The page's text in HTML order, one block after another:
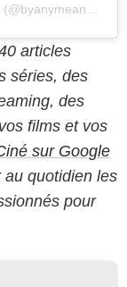
Une publication partagée par By Any Means (@byanymeansmovie)
articles
séries, des
des
films et vos
sur Google
au quotidien les
pour